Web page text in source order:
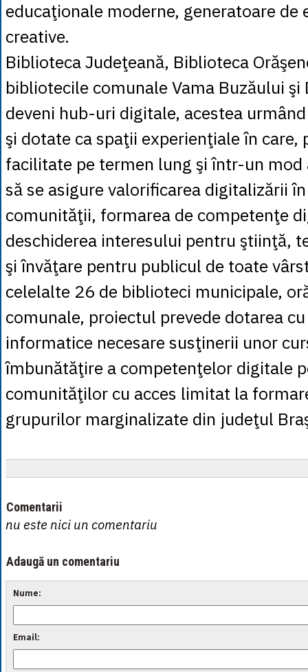
educaţionale moderne, generatoare de
creative.
Biblioteca Judeţeană, Biblioteca
bibliotecile comunale Vama Buzăului şi
deveni hub-uri digitale, acestea
şi dotate ca spaţii experienţiale în
facilitate pe termen lung şi într-un
să se asigure valorificarea digitalizării
comunităţii, formarea de competenţe
deschiderea interesului pentru ştiinţă,
şi învăţare pentru publicul de toate
celelalte 26 de biblioteci municipale,
comunale, proiectul prevede dotarea
informatice necesare susţinerii unor
îmbunătăţire a competenţelor digitale
comunităţilor cu acces limitat la
grupurilor marginalizate din judeţul
Comentarii
nu este nici un comentariu
Adaugă un comentariu
Nume:
Email: